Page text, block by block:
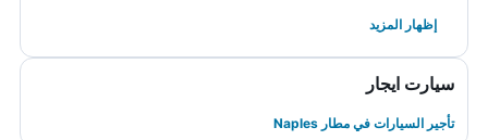
إظهار المزيد
سيارت ايجار
تأجير السيارات في مطار Naples